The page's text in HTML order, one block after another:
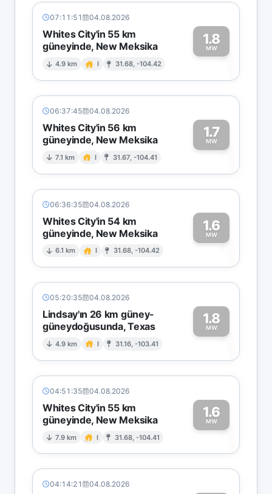
07:11:51 04.08.2026
Whites City'in 55 km
güneyinde, New Meksika
4.9 km I 31.68, -104.42
1.8
MW1
06:37:45 04.08.2026
Whites City'in 56 km
güneyinde, New Meksika
7.1 km I 31.67, -104.41
1.7
MW1
06:36:35 04.08.2026
Whites City'in 54 km
güneyinde, New Meksika
6.1 km I 31.68, -104.42
1.6
MW1
05:20:35 04.08.2026
Lindsay'ın 26 km güney-
güneydoğusunda, Texas
4.9 km I 31.16, -103.41
1.8
MW1
04:51:35 04.08.2026
Whites City'in 55 km
güneyinde, New Meksika
7.9 km I 31.68, -104.41
1.6
MW1
04:14:21 04.08.2026